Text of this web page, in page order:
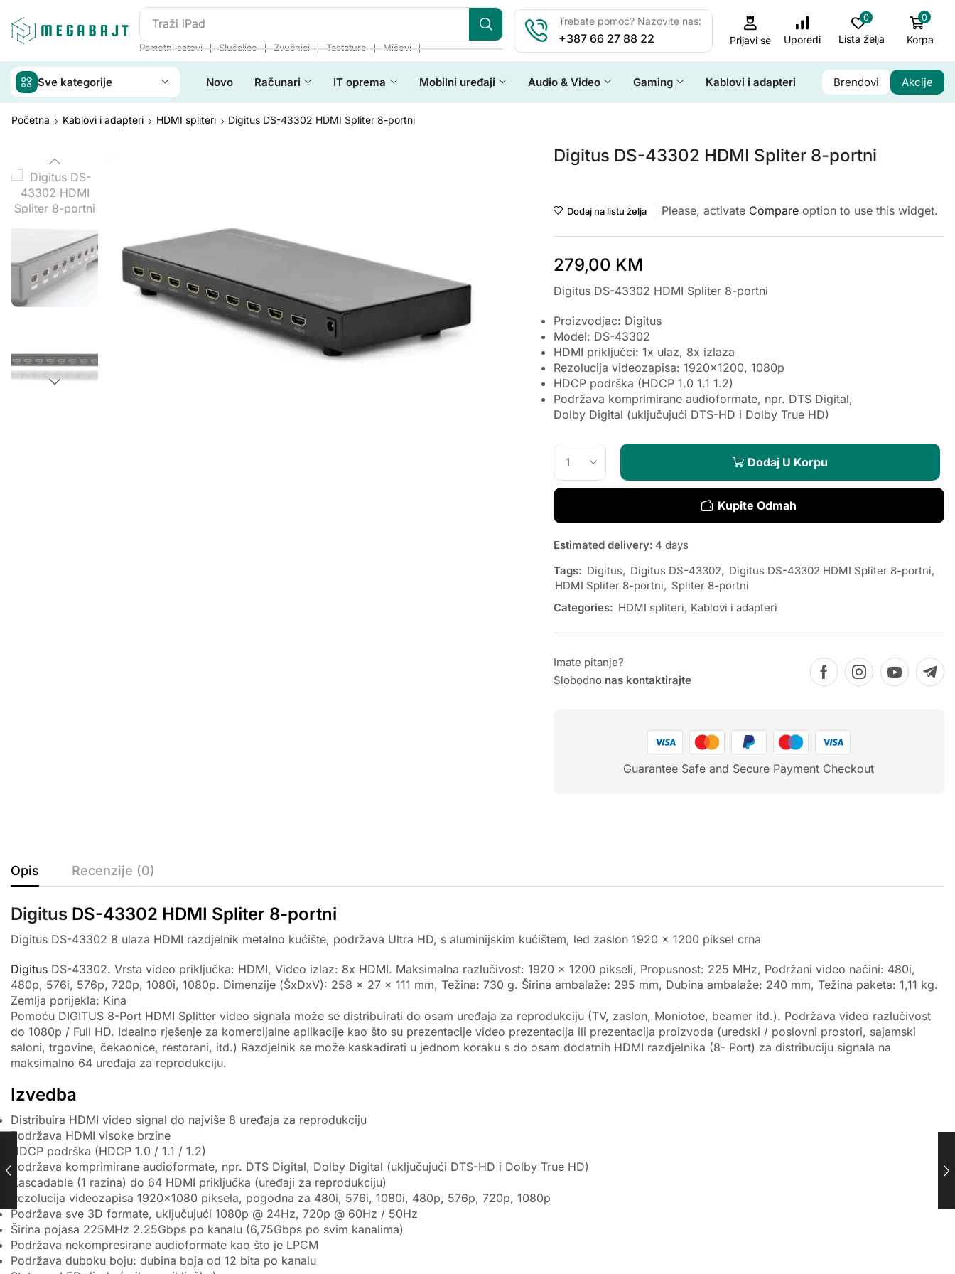
Traži iPhone 14
Pametni satovi ❘ Slušalice ❘ Zvučnici ❘ Tastature ❘ Miševi ❘
Trebate pomoć? Nazovite nas:
+387 66 27 88 22 Prijavi se Uporedi
0
Lista želja
0
Korpa
Sve kategorije Novo Računari IT oprema Mobilni uređaji Audio & Video Gaming Kablovi i adapteri Brendovi Akcije
Početna Kablovi i adapteri HDMI spliteri Digitus DS-43302 HDMI Spliter 8-portni
Digitus DS-43302 HDMI Spliter 8-portni
Dodaj na listu želja Please, activate Compareoption to use this widget.
279,00 KM
Digitus DS-43302 HDMI Spliter 8-portni
Proizvodjac: Digitus
Model: DS-43302
HDMI priključci: 1x ulaz, 8x izlaza
Rezolucija videozapisa: 1920×1200, 1080p
HDCP podrška (HDCP 1.0 1.1 1.2)
Podržava komprimirane audioformate, npr. DTS Digital,
Dolby Digital (uključujući DTS-HD i Dolby True HD)
Dodaj U Korpu
Kupite Odmah
Estimated delivery: 4 days
Tags: Digitus, Digitus DS-43302, Digitus DS-43302 HDMI Spliter 8-portni,
HDMI Spliter 8-portni, Spliter 8-portni
Categories: HDMI spliteri, Kablovi i adapteri
Imate pitanje?
Slobodno nas kontaktirajte
Guarantee Safe and Secure Payment Checkout
Opis Recenzije (0)
Digitus DS-43302 HDMI Spliter 8-portni
Digitus DS-43302 8 ulaza HDMI razdjelnik metalno kućište, podržava Ultra HD, s aluminijskim kućištem, led zaslon 1920 x 1200 piksel crna
Digitus DS-43302. Vrsta video priključka: HDMI, Video izlaz: 8x HDMI. Maksimalna razlučivost: 1920 x 1200 pikseli, Propusnost: 225 MHz, Podržani video načini: 480i,
480p, 576i, 576p, 720p, 1080i, 1080p. Dimenzije (ŠxDxV): 258 x 27 x 111 mm, Težina: 730 g. Širina ambalaže: 295 mm, Dubina ambalaže: 240 mm, Težina paketa: 1,11 kg.
Zemlja porijekla: Kina
Pomoću DIGITUS 8-Port HDMI Splitter video signala može se distribuirati do osam uređaja za reprodukciju (TV, zaslon, Moniotoe, beamer itd.). Podržava video razlučivost
do 1080p / Full HD. Idealno rješenje za komercijalne aplikacije kao što su prezentacije video prezentacija ili prezentacija proizvoda (uredski / poslovni prostori, sajamski
saloni, trgovine, čekaonice, restorani, itd.) Razdjelnik se može kaskadirati u jednom koraku s do osam dodatnih HDMI razdjelnika (8- Port) za distribuciju signala na
maksimalno 64 uređaja za reprodukciju.
Izvedba
Distribuira HDMI video signal do najviše 8 uređaja za reprodukciju
Podržava HDMI visoke brzine
HDCP podrška (HDCP 1.0 / 1.1 / 1.2)
Podržava komprimirane audioformate, npr. DTS Digital, Dolby Digital (uključujući DTS-HD i Dolby True HD)
Kascadable (1 razina) do 64 HDMI priključka (uređaji za reprodukciju)
Rezolucija videozapisa 1920×1080 piksela, pogodna za 480i, 576i, 1080i, 480p, 576p, 720p, 1080p
Podržava sve 3D formate, uključujući 1080p @ 24Hz, 720p @ 60Hz / 50Hz
Širina pojasa 225MHz 2.25Gbps po kanalu (6,75Gbps po svim kanalima)
Podržava nekompresirane audioformate kao što je LPCM
Podržava duboku boju: dubina boja od 12 bita po kanalu